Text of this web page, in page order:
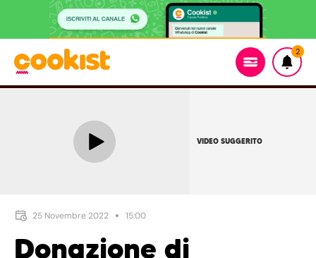
2
VIDEO SUGGERITO
25 Novembre 2022 15:00
Donazione di